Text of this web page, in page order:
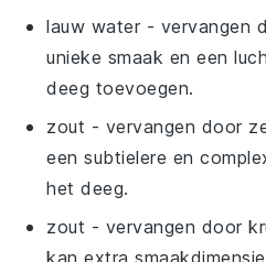
lauw water - vervangen
unieke smaak en een
deeg toevoegen.
zout - vervangen door
een subtielere en
het deeg.
zout - vervangen door
kan extra